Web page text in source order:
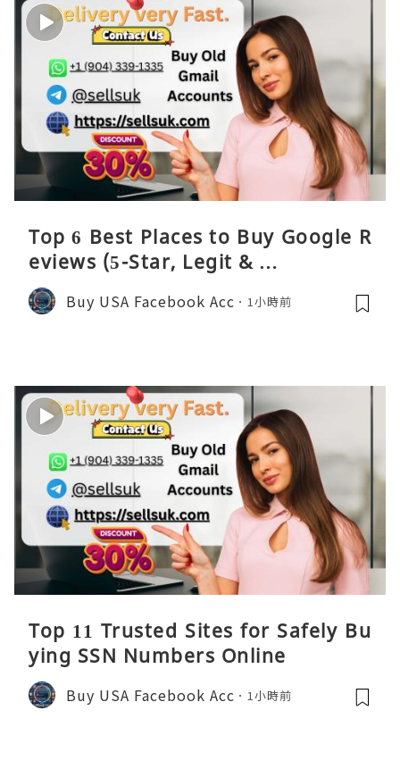
Top 6 Best Places to Buy Google R
eviews (5-Star, Legit & …
Buy USA Facebook Acc 1小時前
Top 11 Trusted Sites for Safely Bu
ying SSN Numbers Online
Buy USA Facebook Acc 1小時前